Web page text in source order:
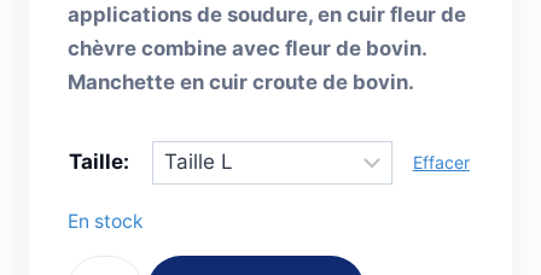
applications de soudure, en cuir fleur de
chèvre combine avec fleur de bovin.
Manchette en cuir croute de bovin.
Taille: Effacer
En stock